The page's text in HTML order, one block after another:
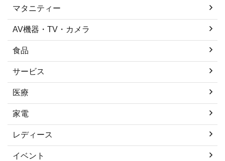
マタニティー
AV機器・TV・カメラ
食品
サービス
医療
家電
レディース
イベント